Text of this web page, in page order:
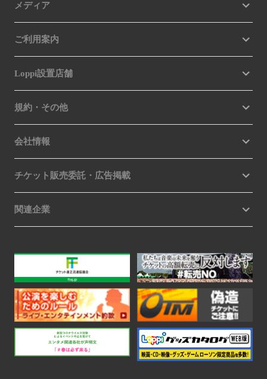
メディア
ご利用案内
Loppi設置店舗
規約・その他
会社情報
チケット販売委託・広告掲載
関連企業